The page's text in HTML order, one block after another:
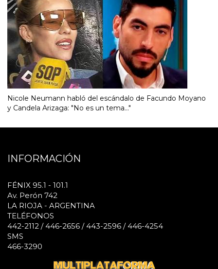
Nicole Neumann habló del escándalo de Facundo Moyano
y Candela Arizaga: "No es un tema..."
INFORMACIÓN
FÉNIX 95.1 - 101.1
Av. Perón 742
LA RIOJA - ARGENTINA
TELÉFONOS
442-2112 / 446-2656 / 443-2596 / 446-4254
SMS
466-3290